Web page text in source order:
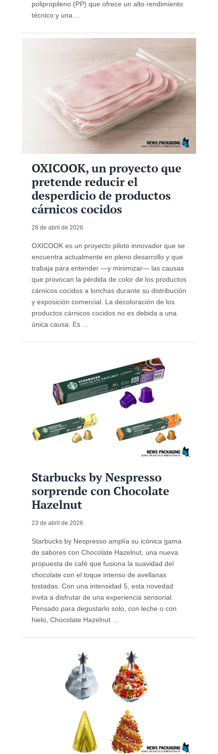
polipropileno (PP) que ofrece un alto rendimiento
técnico y una ...
OXICOOK, un proyecto que
pretende reducir el
desperdicio de productos
cárnicos cocidos
28 de abril de 2026
OXICOOK es un proyecto piloto innovador que se
encuentra actualmente en pleno desarrollo y que
trabaja para entender —y minimizar— las causas
que provocan la pérdida de color de los productos
cárnicos cocidos a lonchas durante su distribución
y exposición comercial. La decoloración de los
productos cárnicos cocidos no es debida a una
única causa. Es ...
Starbucks by Nespresso
sorprende con Chocolate
Hazelnut
23 de abril de 2026
Starbucks by Nespresso amplía su icónica gama
de sabores con Chocolate Hazelnut, una nueva
propuesta de café que fusiona la suavidad del
chocolate con el toque intenso de avellanas
tostadas. Con una intensidad 5, esta novedad
invita a disfrutar de una experiencia sensorial.
Pensado para degustarlo solo, con leche o con
hielo, Chocolate Hazelnut ...